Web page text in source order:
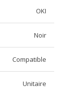
OKI
Noir
Compatible
Unitaire